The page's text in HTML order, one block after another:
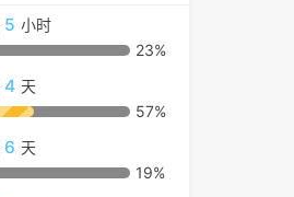
5 小时
23%
4 天
57%
6 天
19%